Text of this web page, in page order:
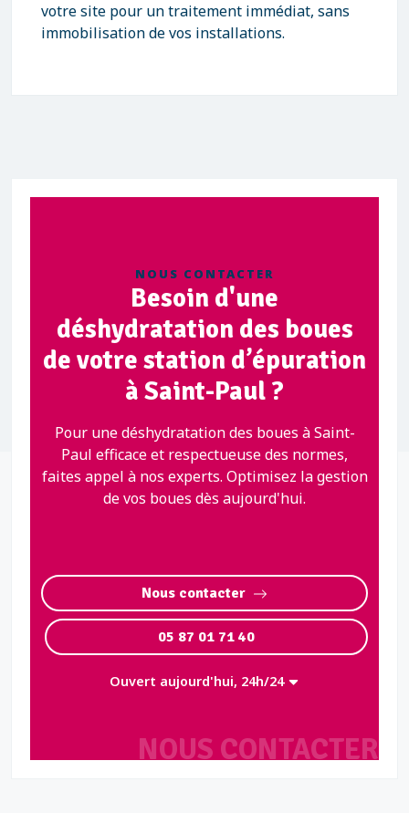
votre site pour un traitement immédiat, sans
immobilisation de vos installations.
NOUS CONTACTER
NOUS CONTACTER
Besoin d'une
déshydratation des boues
de votre station d’épuration
à Saint-Paul ?
Pour une déshydratation des boues à Saint-
Paul efficace et respectueuse des normes,
faites appel à nos experts. Optimisez la gestion
de vos boues dès aujourd'hui.
Nous contacter
05 87 01 71 40
Ouvert aujourd'hui, 24h/24